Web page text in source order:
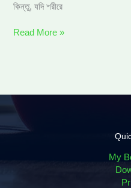
কিন্তু, যদি শরীরে
Read More »
My